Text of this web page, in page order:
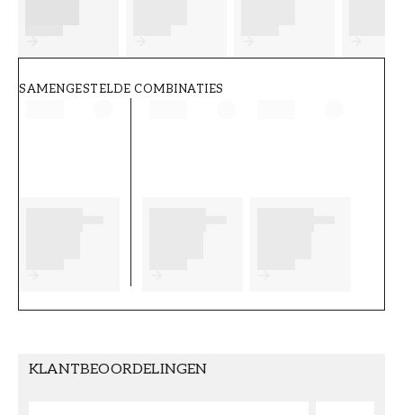
SAMENGESTELDE COMBINATIES
KLANTBEOORDELINGEN